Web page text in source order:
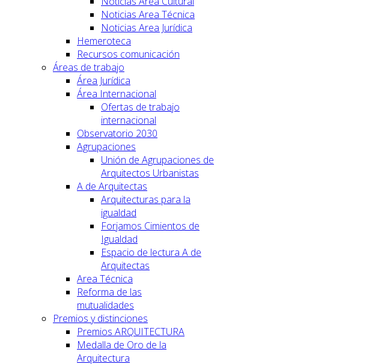
Noticias Area Técnica
Noticias Area Jurídica
Hemeroteca
Recursos comunicación
Áreas de trabajo
Área Jurídica
Área Internacional
Ofertas de trabajo
internacional
Observatorio 2030
Agrupaciones
Unión de Agrupaciones de
Arquitectos Urbanistas
A de Arquitectas
Arquitecturas para la
igualdad
Forjamos Cimientos de
Igualdad
Espacio de lectura A de
Arquitectas
Area Técnica
Reforma de las
mutualidades
Premios y distinciones
Premios ARQUITECTURA
Medalla de Oro de la
Arquitectura